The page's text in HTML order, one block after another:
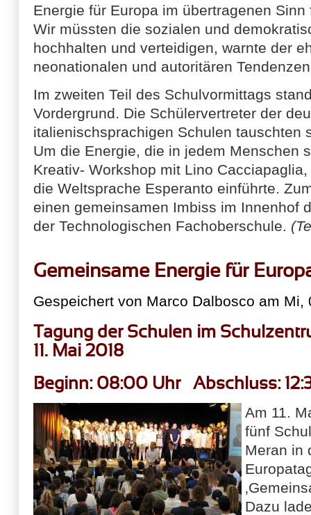
Energie für Europa im übertragenen
Wir müssten die sozialen und
hochhalten und verteidigen, warnte der
neonationalen und autoritären
Im zweiten Teil des Schulvormittags
Vordergrund. Die Schülervertreter der
italienischsprachigen Schulen tauschten
Um die Energie, die in jedem Menschen
Kreativ- Workshop mit Lino
die Weltsprache Esperanto einführte.
einen gemeinsamen Imbiss im Innenhof
der Technologischen Fachoberschule.
Gemeinsame Energie für
Gespeichert von Marco Dalbosco am Mi,
Tagung der Schulen im
11. Mai 2018
Beginn: 08:00 Uhr Abschluss:
Am 11.
fünf
Meran in
Dazu